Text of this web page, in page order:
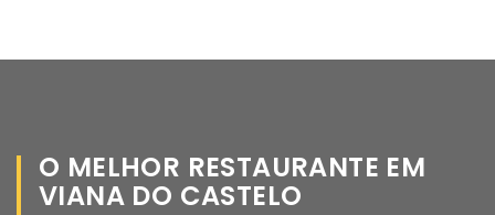
O MELHOR RESTAURANTE EM
VIANA DO CASTELO